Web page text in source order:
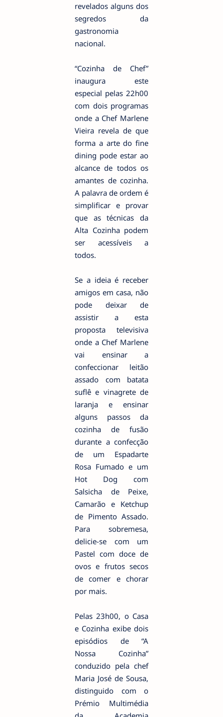
revelados alguns dos
segredos da
gastronomia
nacional.
“Cozinha de Chef”
inaugura este
especial pelas 22h00
com dois programas
onde a Chef Marlene
Vieira revela de que
forma a arte do fine
dining pode estar ao
alcance de todos os
amantes de cozinha.
A palavra de ordem é
simplificar e provar
que as técnicas da
Alta Cozinha podem
ser acessíveis a
todos.
Se a ideia é receber
amigos em casa, não
pode deixar de
assistir a esta
proposta televisiva
onde a Chef Marlene
vai ensinar a
confeccionar leitão
assado com batata
suflê e vinagrete de
laranja e ensinar
alguns passos da
cozinha de fusão
durante a confecção
de um Espadarte
Rosa Fumado e um
Hot Dog com
Salsicha de Peixe,
Camarão e Ketchup
de Pimento Assado.
Para sobremesa,
delicie-se com um
Pastel com doce de
ovos e frutos secos
de comer e chorar
por mais.
Pelas 23h00, o Casa
e Cozinha exibe dois
episódios de “A
Nossa Cozinha”
conduzido pela chef
Maria José de Sousa,
distinguido com o
Prémio Multimédia